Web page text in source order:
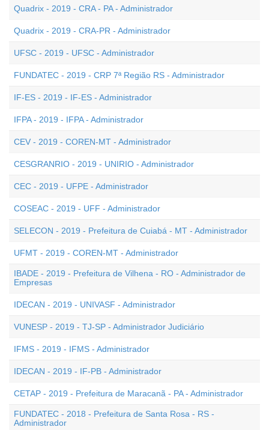
Quadrix - 2019 - CRA - PA - Administrador
Quadrix - 2019 - CRA-PR - Administrador
UFSC - 2019 - UFSC - Administrador
FUNDATEC - 2019 - CRP 7ª Região RS - Administrador
IF-ES - 2019 - IF-ES - Administrador
IFPA - 2019 - IFPA - Administrador
CEV - 2019 - COREN-MT - Administrador
CESGRANRIO - 2019 - UNIRIO - Administrador
CEC - 2019 - UFPE - Administrador
COSEAC - 2019 - UFF - Administrador
SELECON - 2019 - Prefeitura de Cuiabá - MT - Administrador
UFMT - 2019 - COREN-MT - Administrador
IBADE - 2019 - Prefeitura de Vilhena - RO - Administrador de
Empresas
IDECAN - 2019 - UNIVASF - Administrador
VUNESP - 2019 - TJ-SP - Administrador Judiciário
IFMS - 2019 - IFMS - Administrador
IDECAN - 2019 - IF-PB - Administrador
CETAP - 2019 - Prefeitura de Maracanã - PA - Administrador
FUNDATEC - 2018 - Prefeitura de Santa Rosa - RS -
Administrador